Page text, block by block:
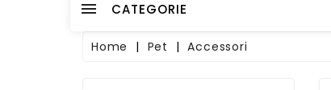
CATEGORIE
Home Pet Accessori